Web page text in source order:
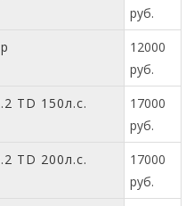
руб.
12000
руб.
TD 150л.с.
17000
руб.
TD 200л.с.
17000
руб.